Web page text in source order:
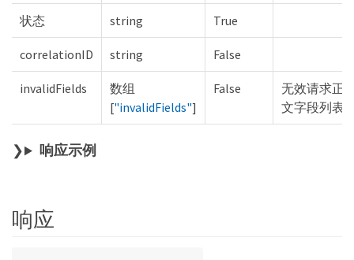
状态 string True
correlationID string False
invalidFields
数组
["invalidFields"]
False
无效请求正
文字段列表
响应示例
响应